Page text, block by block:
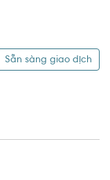
Sẵn sàng giao dịch